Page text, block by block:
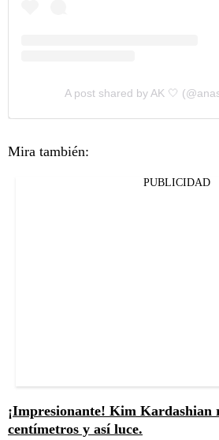
A post shared by AK 🤍
Mira también:
PUBLICIDAD
¡Impresionante! Kim Kardashian
centímetros y así luce.